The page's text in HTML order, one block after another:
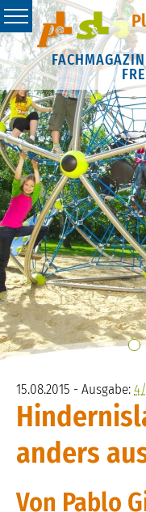
15.08.2015 - Ausgabe:
anders
Von Pablo